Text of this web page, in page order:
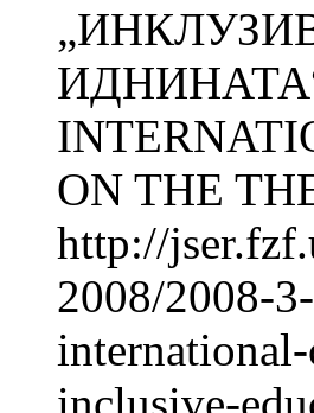
ON THE
http://
2008/2008-
inclusive-